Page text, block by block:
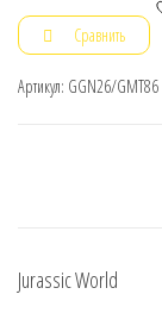
Сравнить
Артикул: GGN26/GMT86
Jurassic World